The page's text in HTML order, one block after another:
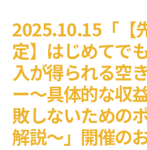
2025.10.15「【
定】はじめてで
入が得られる空
ー～具体的な収
敗しないための
解説～」開催の